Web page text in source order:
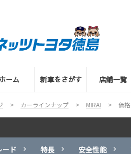
ーム 新車をさがす 店舗一覧
カーラインナップ MIRAI 価
ード 特長 安全性能